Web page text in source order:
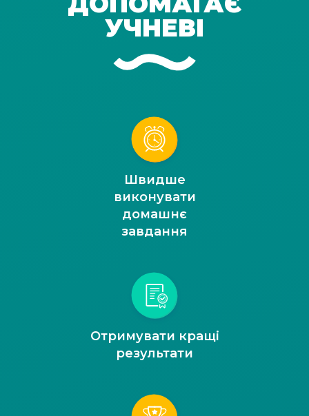
УЧНЕВІ
Швидше
виконувати
домашнє
завдання
Отримувати кращі
результати